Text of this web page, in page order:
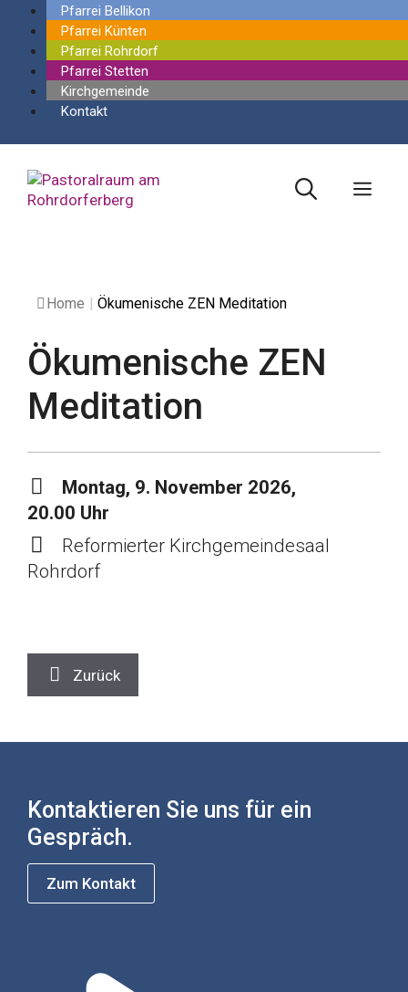
Springe
Inhalt
Pfarrei Bellikon
Pfarrei Künten
Pfarrei Rohrdorf
Pfarrei Stetten
Kirchgemeinde
Kontakt
Home | Ökumenische ZEN Meditation
Ökumenische ZEN
Meditation
Montag, 9. November 2026,
20.00 Uhr
Reformierter Kirchgemeindesaal
Rohrdorf
Zurück
Kontaktieren Sie uns für ein
Gespräch.
Zum Kontakt